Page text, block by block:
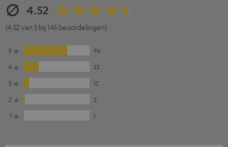
4.52
(4.52 van 5 bij 145 beoordelingen)
5
96
4
33
3
12
2
3
1
1